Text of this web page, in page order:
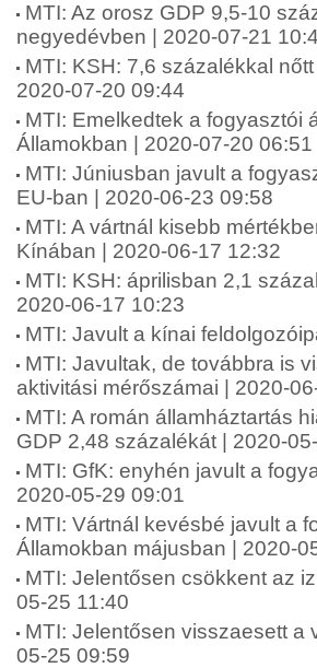
MTI: Az orosz GDP 9,5-10
negyedévben | 2020-07-21
MTI: KSH: 7,6 százalékkal
2020-07-20 09:44
MTI: Emelkedtek a fogyasztói
Államokban | 2020-07-20 06:51
MTI: Júniusban javult a
EU-ban | 2020-06-23 09:58
MTI: A vártnál kisebb
Kínában | 2020-06-17 12:32
MTI: KSH: áprilisban 2,1
2020-06-17 10:23
MTI: Javult a kínai
MTI: Javultak, de továbbra is
aktivitási mérőszámai | 2020-
MTI: A román államháztartás
GDP 2,48 százalékát | 2020-
MTI: GfK: enyhén javult a
2020-05-29 09:01
MTI: Vártnál kevésbé javult a
Államokban májusban | 2020-
MTI: Jelentősen csökkent az
05-25 11:40
MTI: Jelentősen visszaesett a
05-25 09:59